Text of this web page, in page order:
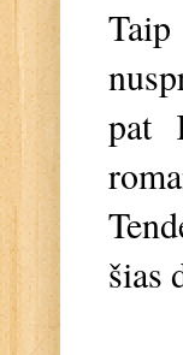
pat
šias